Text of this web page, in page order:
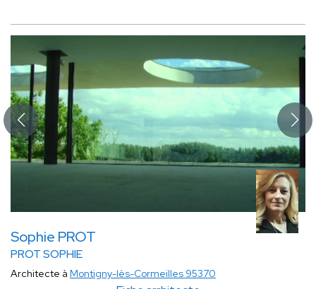
Sophie PROT
PROT SOPHIE
Architecte à Montigny-lès-Cormeilles 95370